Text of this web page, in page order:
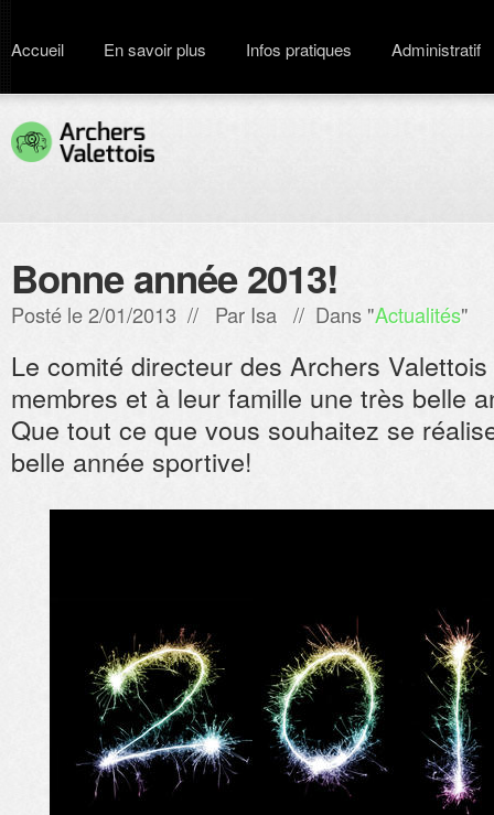
Accueil En savoir plus Infos pratiques Administratif
Bonne année 2013!
Posté le 2/01/2013 // Par Isa // Dans "Actualités"
Le comité directeur des Archers
membres et à leur famille une très belle
Que tout ce que vous souhaitez se
belle année sportive!